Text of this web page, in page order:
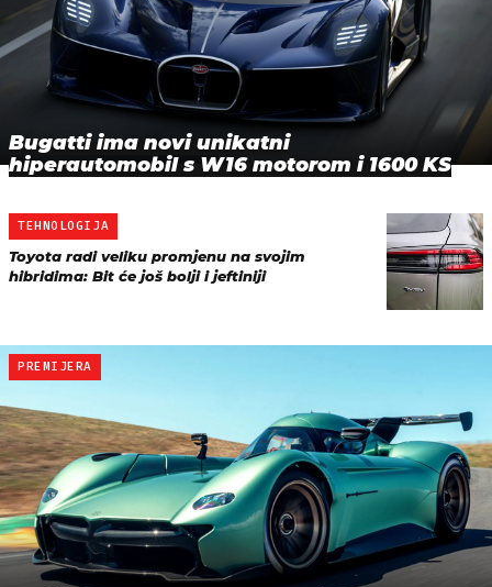
Bugatti ima novi unikatni
hiperautomobil s W16 motorom i 1600 KS
TEHNOLOGIJA
Toyota radi veliku promjenu na svojim
hibridima: Bit će još bolji i jeftiniji
PREMIJERA